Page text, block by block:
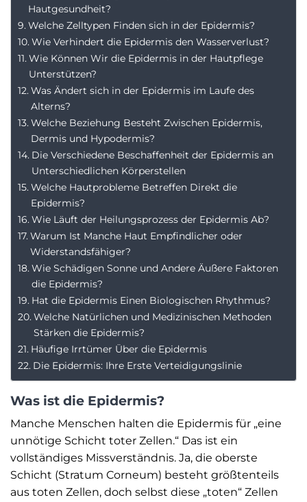
Hautgesundheit?
Welche Zelltypen Finden sich in der Epidermis?
Wie Verhindert die Epidermis den Wasserverlust?
Wie Können Wir die Epidermis in der Hautpflege
Unterstützen?
Was Ändert sich in der Epidermis im Laufe des
Alterns?
Welche Beziehung Besteht Zwischen Epidermis,
Dermis und Hypodermis?
Die Verschiedene Beschaffenheit der Epidermis an
Unterschiedlichen Körperstellen
Welche Hautprobleme Betreffen Direkt die
Epidermis?
Wie Läuft der Heilungsprozess der Epidermis Ab?
Warum Ist Manche Haut Empfindlicher oder
Widerstandsfähiger?
Wie Schädigen Sonne und Andere Äußere Faktoren
die Epidermis?
Hat die Epidermis Einen Biologischen Rhythmus?
Welche Natürlichen und Medizinischen Methoden
Stärken die Epidermis?
Häufige Irrtümer Über die Epidermis
Die Epidermis: Ihre Erste Verteidigungslinie
Was ist die Epidermis?
Manche Menschen halten die Epidermis für „eine
unnötige Schicht toter Zellen.“ Das ist ein
vollständiges Missverständnis. Ja, die oberste
Schicht (Stratum Corneum) besteht größtenteils
aus toten Zellen, doch selbst diese „toten“ Zellen